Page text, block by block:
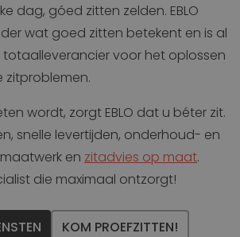
dag, góed zitten zelden. EBLO
wat goed zitten betekent en is al
voor het oplossen
zitproblemen.
wordt, zorgt EBLO dat u béter zit.
snelle levertijden, onderhoud- en
en zitadvies op maat.
die maximaal ontzorgt!
KOM PROEFZITTEN!